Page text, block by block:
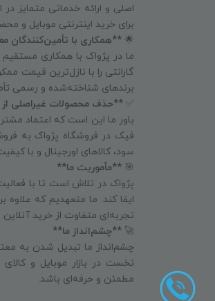
اصلی و ارائه خدماتی متمایز
برای خرید اینترنتی موبایل و
🌟 **همکاری با تأمین‌کنندگان
ما در پژواک با همکاری مستقیم
گارانتی را با نازل‌ترین قیمت
برندهای شناخته‌شده و رسمی
✅ **حذف محصولات غیراصلی
باور ما این است که اعتماد
فیک در فروشگاه پژواک به
سود، کالاهای اورجینال و با
🎯 **مأموریت ما**
پژواک در تلاش است تا با
ایفا کند. ما متعهدیم که علاوه
تجربه‌ای متفاوت از خرید آنلاین
🚀 **چشم‌انداز ما**
چشم‌انداز ما تبدیل شدن به
نخست در بازار موبایل و
مطمئن و حرفه‌ای باشد.